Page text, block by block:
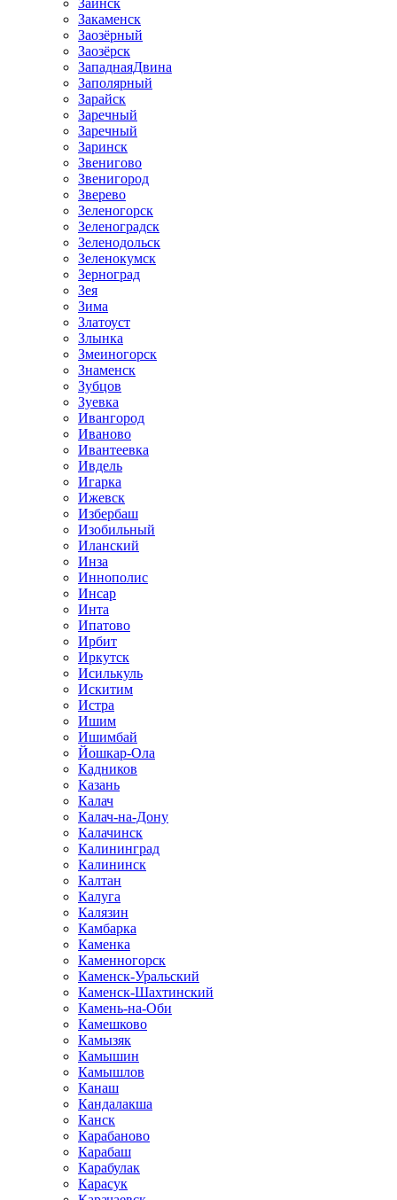
Заинск
Закаменск
Заозёрный
Заозёрск
ЗападнаяДвина
Заполярный
Зарайск
Заречный
Заречный
Заринск
Звенигово
Звенигород
Зверево
Зеленогорск
Зеленоградск
Зеленодольск
Зеленокумск
Зерноград
Зея
Зима
Златоуст
Злынка
Змеиногорск
Знаменск
Зубцов
Зуевка
Ивангород
Иваново
Ивантеевка
Ивдель
Игарка
Ижевск
Избербаш
Изобильный
Иланский
Инза
Иннополис
Инсар
Инта
Ипатово
Ирбит
Иркутск
Исилькуль
Искитим
Истра
Ишим
Ишимбай
Йошкар-Ола
Кадников
Казань
Калач
Калач-на-Дону
Калачинск
Калининград
Калининск
Калтан
Калуга
Калязин
Камбарка
Каменка
Каменногорск
Каменск-Уральский
Каменск-Шахтинский
Камень-на-Оби
Камешково
Камызяк
Камышин
Камышлов
Канаш
Кандалакша
Канск
Карабаново
Карабаш
Карабулак
Карасук